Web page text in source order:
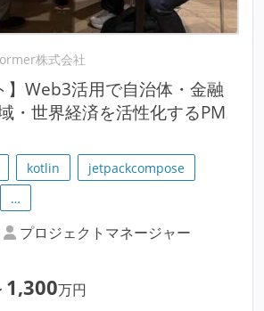
株式会社
】Web3活用で自治体・金融
・世界経済を活性化するPM
kotlin
jetpackcompose
…
プロジェクトマネージャー
1,300万円